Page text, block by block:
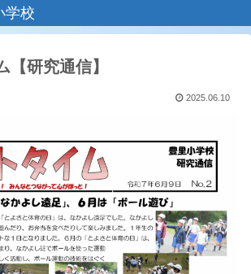
学校
【研究通信】
2025.06.10